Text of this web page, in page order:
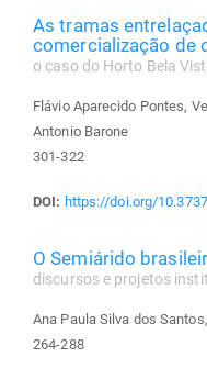
As tramas
comercialização de
o caso do Horto Bela
Flávio Aparecido Pontes,
Antonio Barone
301-322
DOI: https://doi.org/
O Semiárido
discursos e projetos
Ana Paula Silva dos
264-288